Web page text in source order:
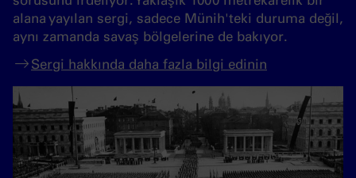
alana yayılan sergi, sadece Münih'teki duruma değil,
aynı zamanda savaş bölgelerine de bakıyor.
Sergi hakkında daha fazla bilgi edinin